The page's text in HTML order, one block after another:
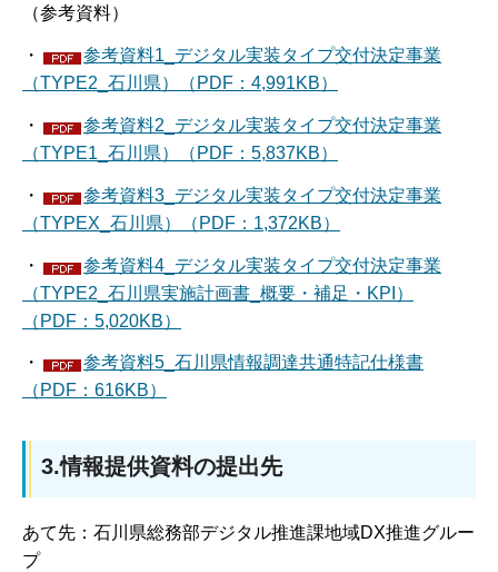
（参考資料）
・
参考資料1_デジタル実装タイプ交付決定事業
（TYPE2_石川県）（PDF：4,991KB）
・
参考資料2_デジタル実装タイプ交付決定事業
（TYPE1_石川県）（PDF：5,837KB）
・
参考資料3_デジタル実装タイプ交付決定事業
（TYPEX_石川県）（PDF：1,372KB）
・
参考資料4_デジタル実装タイプ交付決定事業
（TYPE2_石川県実施計画書_概要・補足・KPI）
（PDF：5,020KB）
・
参考資料5_石川県情報調達共通特記仕様書
（PDF：616KB）
3.情報提供資料の提出先
あて先：石川県総務部デジタル推進課地域DX推進グルー
プ